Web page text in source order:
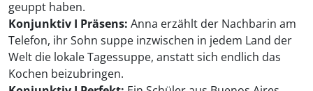
geuppt haben.
Konjunktiv I Präsens: Anna erzählt der Nachbarin am
Telefon, ihr Sohn suppe inzwischen in jedem Land der
Welt die lokale Tagessuppe, anstatt sich endlich das
Kochen beizubringen.